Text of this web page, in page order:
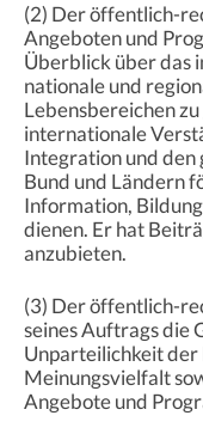
(2) Der öffentlich-
Angeboten und
Überblick über das
nationale und
Lebensbereichen
internationale
Integration und den
Bund und Ländern
Information,
dienen. Er hat
anzubieten.
(3) Der öffentlich-
seines Auftrags die
Unparteilichkeit
Meinungsvielfalt
Angebote und